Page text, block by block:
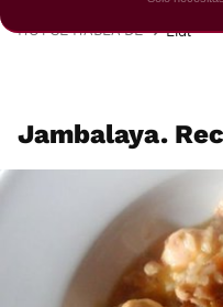
HOY SE HABLA DE Lidl
Jambalaya.